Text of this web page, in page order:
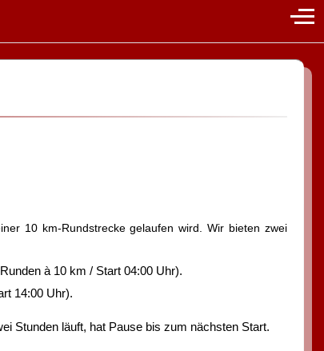
Off-
10 km-Rundstrecke gelaufen wird. Wir bieten zwei
à 10 km / Start 04:00 Uhr).
14:00 Uhr).
Stunden läuft, hat Pause bis zum nächsten Start.